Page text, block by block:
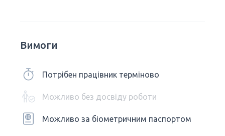
Вимоги
Потрібен працівник терміново
Можливо без досвіду роботи
Можливо за біометричним паспортом